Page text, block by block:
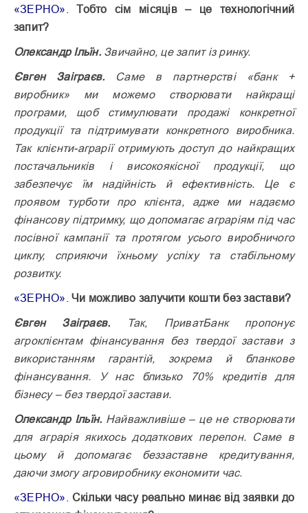
«ЗЕРНО».
Тобто сім місяців – це технологічний
запит?
Олександр Ільїн.Звичайно, це запит із ринку.
Євген Заіграєв. Саме в партнерстві «банк +
виробник» ми можемо створювати найкращі
програми, щоб стимулювати продажі конкретної
продукції та підтримувати конкретного виробника.
Так клієнти-аграрії отримують доступ до найкращих
постачальників і високоякісної продукції, що
забезпечує їм надійність й ефективність. Це є
проявом турботи про клієнта, адже ми надаємо
фінансову підтримку, що допомагає аграріям під час
посівної кампанії та протягом усього виробничого
циклу, сприяючи їхньому успіху та стабільному
розвитку.
«ЗЕРНО». Чи можливо залучити кошти без застави?
Євген Заіграєв. Так, ПриватБанк пропонує
агроклієнтам фінансування без твердої застави з
використанням гарантій, зокрема й бланкове
фінансування. У нас близько 70% кредитів для
бізнесу – без твердої застави.
Олександр Ільїн. Найваж­ливі­ше – це не створювати
для аграрія якихось додаткових перепон. Саме в
цьому й допомагає без­заставне кредитування,
даючи змогу агровиробнику економити час.
«ЗЕРНО». Скільки часу реально минає від заявки до